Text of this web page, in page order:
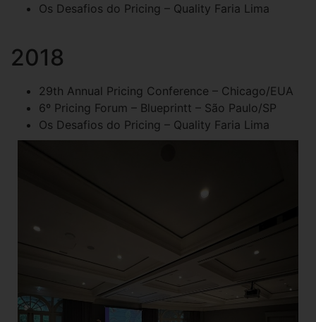
Os Desafios do Pricing – Quality Faria Lima
2018
29th Annual Pricing Conference – Chicago/EUA
6º Pricing Forum – Blueprintt – São Paulo/SP
Os Desafios do Pricing – Quality Faria Lima